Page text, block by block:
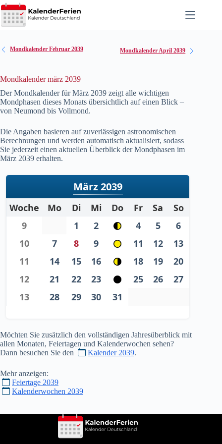
Zum
Inhalt
springen
Mondkalender Februar 2039 Mondkalender April 2039
Mondkalender märz 2039
Der Mondkalender für März 2039 zeigt alle wichtigen
Mondphasen dieses Monats übersichtlich auf einen Blick –
von Neumond bis Vollmond.
Die Angaben basieren auf zuverlässigen astronomischen
Berechnungen und werden automatisch aktualisiert, sodass
Sie jederzeit einen aktuellen Überblick der Mondphasen im
März 2039 erhalten.
März 2039
Woche Mo Di Mi Do Fr Sa
So
9
1 2 4 5
6
10
7 8 9 11 12
13
11
14 15 16 18 19
20
12
21 22 23 25 26
27
13
28 29 30 31
Möchten Sie zusätzlich den vollständigen Jahresüberblick mit
allen Monaten, Feiertagen und Kalenderwochen sehen?
Dann besuchen Sie den
Kalender 2039.
Mehr anzeigen:
Feiertage 2039
Kalenderwochen 2039